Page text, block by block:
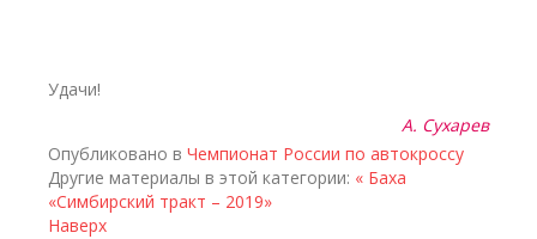
Удачи!
А. Сухарев
Опубликовано в Чемпионат России по автокроссу
Другие материалы в этой категории: « Баха
«Симбирский тракт – 2019»
Наверх